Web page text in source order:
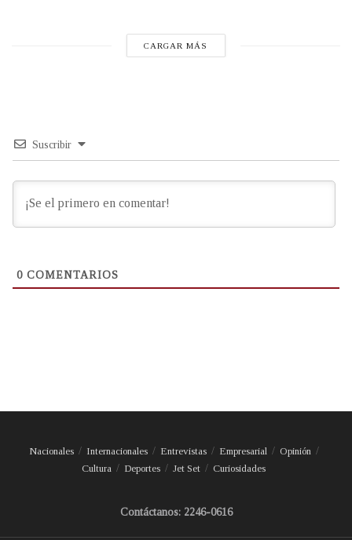
CARGAR MÁS
Suscribir
0 COMENTARIOS
Nacionales Internacionales Entrevistas Empresarial
Opinión
Cultura
Deportes Jet Set Curiosidades
Contáctanos: 2246-0616